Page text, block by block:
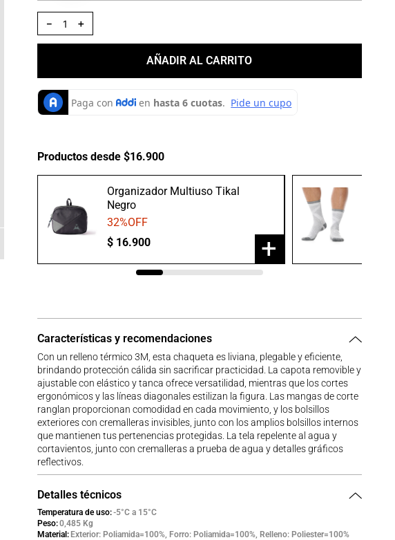
＋
－
AÑADIR AL CARRITO
Productos desde $16.900
Organizador Multiuso Tikal
Negro
32%OFF
$ 16.900 +
Características y recomendaciones
Con un relleno térmico 3M, esta chaqueta es liviana, plegable y eficiente,
brindando protección cálida sin sacrificar practicidad. La capota removible y
ajustable con elástico y tanca ofrece versatilidad, mientras que los cortes
ergonómicos y las líneas diagonales estilizan la figura. Las mangas de corte
ranglan proporcionan comodidad en cada movimiento, y los bolsillos
exteriores con cremalleras invisibles, junto con los amplios bolsillos internos
que mantienen tus pertenencias protegidas. La tela repelente al agua y
cortavientos, junto con cremalleras a prueba de agua y detalles gráficos
reflectivos.
Detalles técnicos
Temperatura de uso -5°C a 15°C
Peso 0,485 Kg
Material
Exterior: Poliamida=100%, Forro: Poliamida=100%, Relleno: Poliester=100%